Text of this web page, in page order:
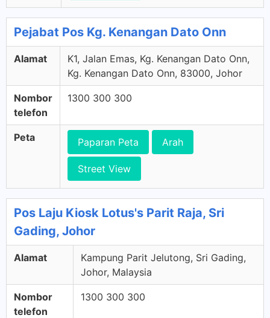
Pejabat Pos Kg. Kenangan Dato Onn
Alamat
K1, Jalan Emas, Kg. Kenangan Dato Onn,
Kg. Kenangan Dato Onn, 83000, Johor
Nombor
telefon
1300 300 300
Peta Paparan Peta Arah
Street View
Pos Laju Kiosk Lotus's Parit Raja, Sri
Gading, Johor
Alamat
Kampung Parit Jelutong, Sri Gading,
Johor, Malaysia
Nombor
telefon
1300 300 300